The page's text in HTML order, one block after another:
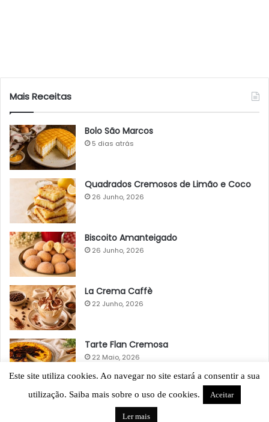
Mais Receitas
Bolo São Marcos
5 dias atrás
Quadrados Cremosos de Limão e Coco
26 Junho, 2026
Biscoito Amanteigado
26 Junho, 2026
La Crema Caffè
22 Junho, 2026
Tarte Flan Cremosa
22 Maio, 2026
Este site utiliza cookies. Ao navegar no site estará a consentir a sua
utilização. Saiba mais sobre o uso de cookies.
Aceitar
Ler mais